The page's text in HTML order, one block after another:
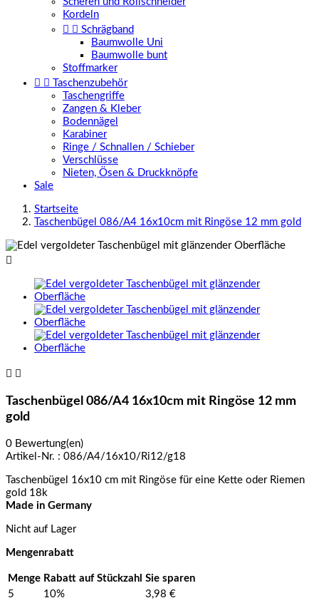
Kordeln
  Schrägband
Baumwolle Uni
Baumwolle bunt
Stoffmarker
 
Taschenzubehör
Taschengriffe
Zangen & Kleber
Bodennägel
Karabiner
Ringe / Schnallen / Schieber
Verschlüsse
Nieten, Ösen & Druckknöpfe
Sale
Startseite
Taschenbügel 086/A4 16x10cm mit Ringöse 12 mm gold

 
Taschenbügel 086/A4 16x10cm mit Ringöse 12 mm
gold
0 Bewertung(en)
Artikel-Nr. : 086/A4/16x10/Ri12/g18
Taschenbügel 16x10 cm mit Ringöse für eine Kette oder Riemen
gold 18k
Made in Germany
Nicht auf Lager
Mengenrabatt
Menge Rabatt auf Stückzahl Sie sparen
5
10%
3,98 €